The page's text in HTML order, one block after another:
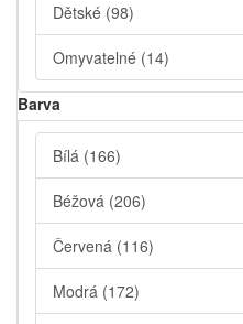
Dětské (98)
Omyvatelné (14)
Barva
Bílá (166)
Béžová (206)
Červená (116)
Modrá (172)